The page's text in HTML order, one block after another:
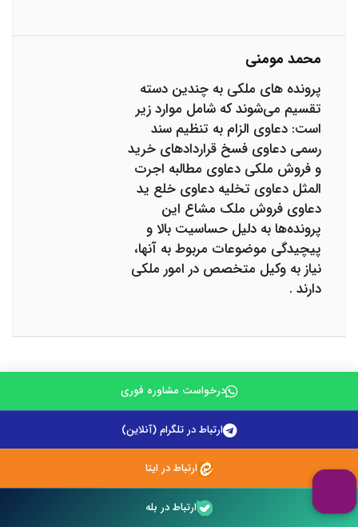
محمد مومنی
پرونده های ملکی به چندین دسته
تقسیم می‌شوند که شامل موارد زیر
است: دعاوی الزام به تنظیم سند
رسمی دعاوی فسخ قراردادهای خرید
و فروش ملکی دعاوی مطالبه اجرت
المثل دعاوی تخلیه دعاوی خلع ید
دعاوی فروش ملک مشاع این
پرونده‌ها به دلیل حساسیت بالا و
پیچیدگی موضوعات مربوط به آنها،
نیاز به وکیل متخصص در امور ملکی
دارند .
ثبت دیدگاه شما
۵ ستاره از ۵ ۴ ستاره از ۵ ۳ ستاره از ۵ ۲ ستاره از ۵ ۱ ستاره از ۵
درخواست مشاوره فوری
ارتباط در تلگرام (آنلاین)
ارتباط در ایتا
ارتباط در بله